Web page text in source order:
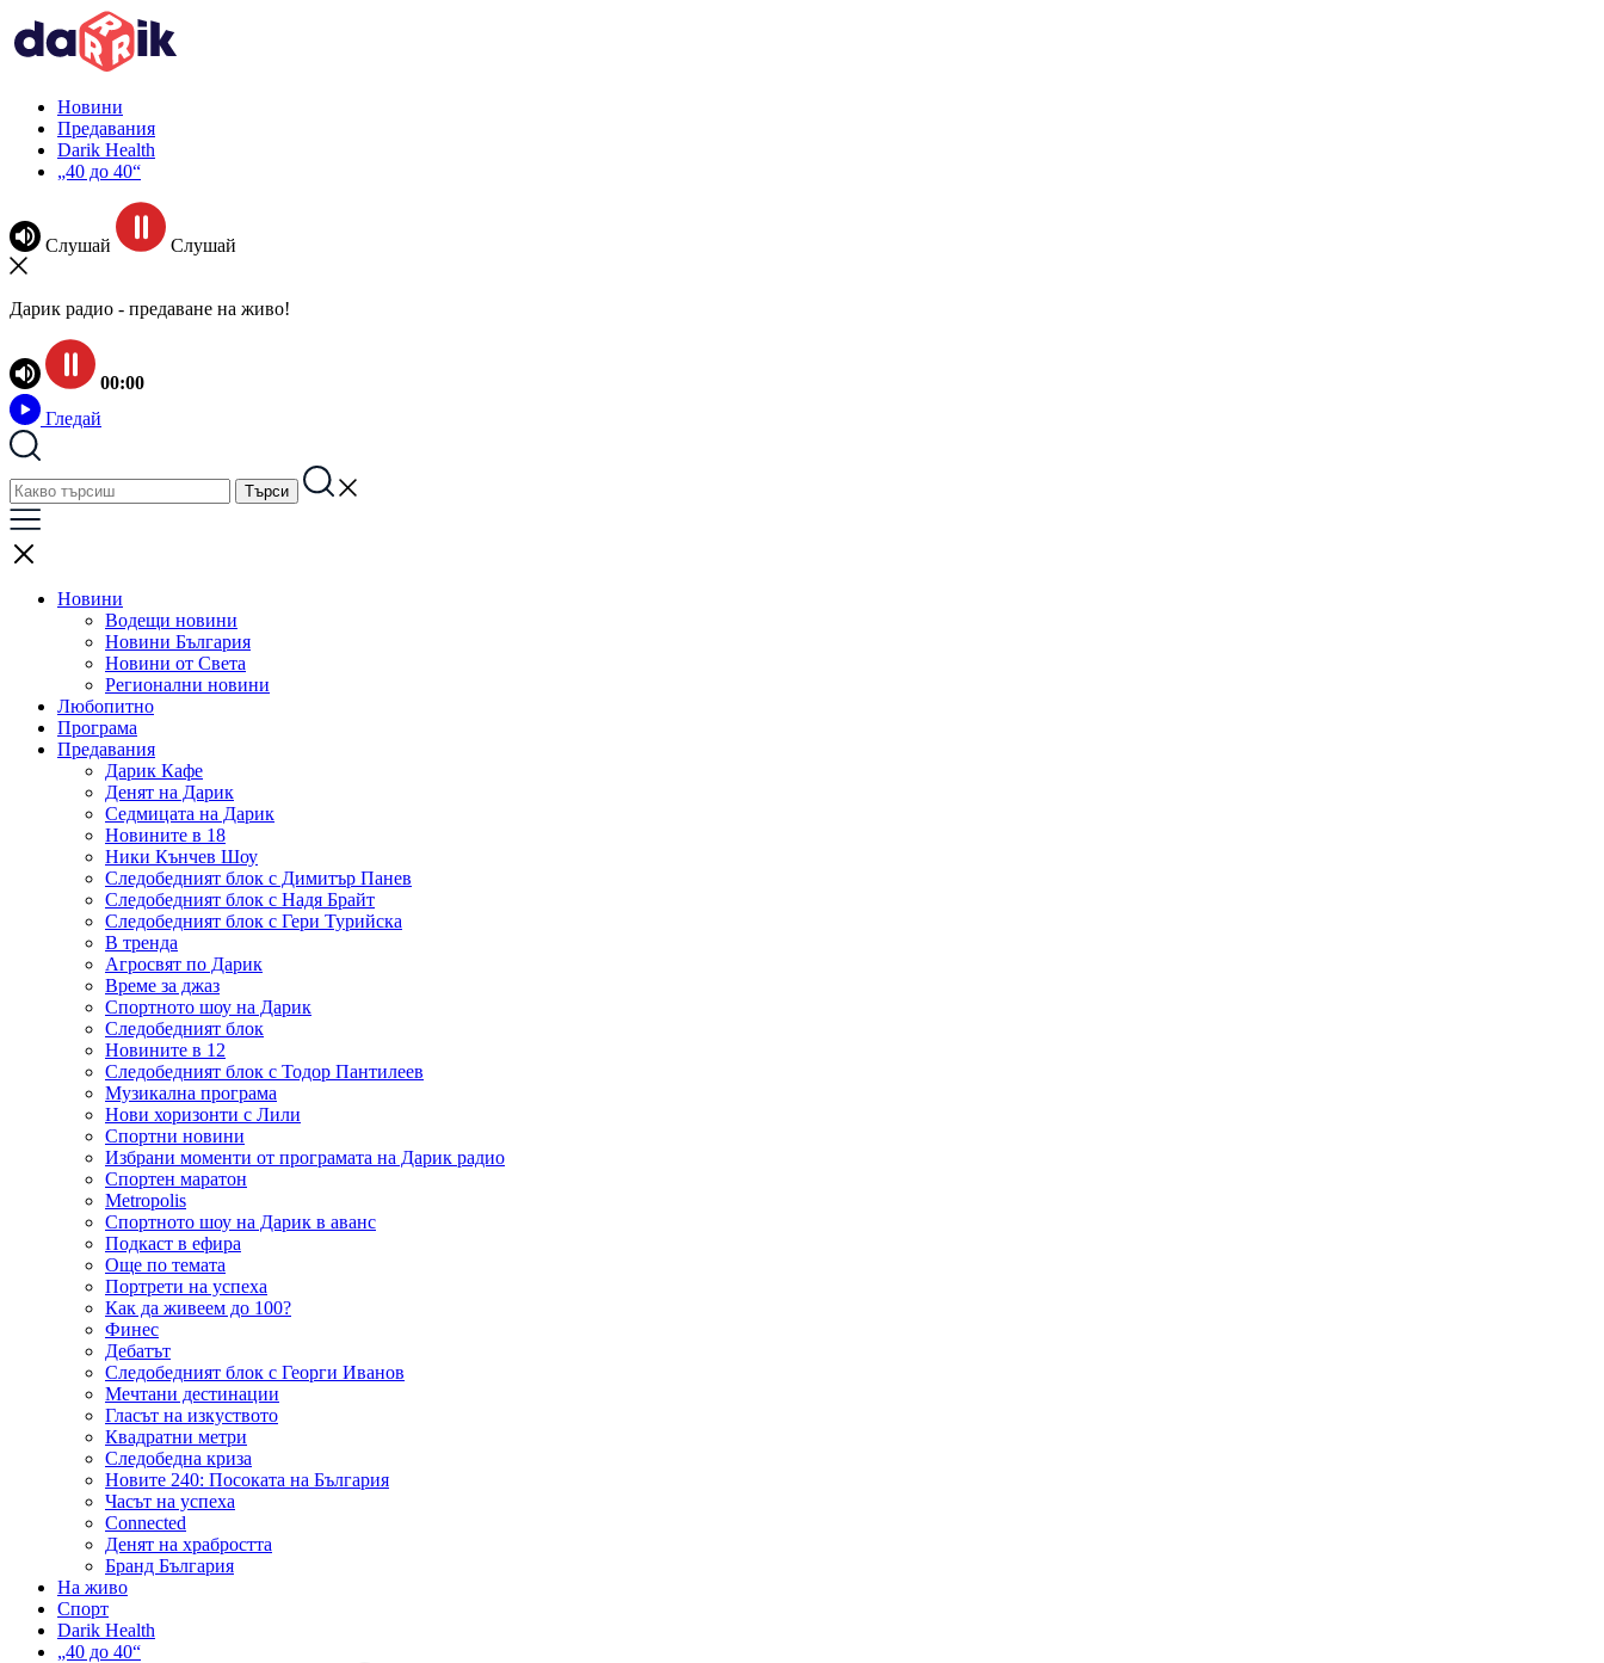
Новини
Предавания
Darik Health
„40 до 40“
Слушай Слушай
Дарик радио - предаване на живо!
00:00
Гледай
Новини
Водещи новини
Новини България
Новини от Света
Регионални новини
Любопитно
Програма
Предавания
Дарик Кафе
Денят на Дарик
Седмицата на Дарик
Новините в 18
Ники Кънчев Шоу
Следобедният блок с Димитър Панев
Следобедният блок с Надя Брайт
Следобедният блок с Гери Турийска
В тренда
Агросвят по Дарик
Време за джаз
Спортното шоу на Дарик
Следобедният блок
Новините в 12
Следобедният блок с Тодор Пантилеев
Музикална програма
Нови хоризонти с Лили
Спортни новини
Избрани моменти от програмата на Дарик радио
Спортен маратон
Metropolis
Спортното шоу на Дарик в аванс
Подкаст в ефира
Още по темата
Портрети на успеха
Как да живеем до 100?
Финес
Дебатът
Следобедният блок с Георги Иванов
Мечтани дестинации
Гласът на изкуството
Квадратни метри
Следобедна криза
Новите 240: Посоката на България
Часът на успеха
Connected
Денят на храбростта
Бранд България
На живо
Спорт
Darik Health
„40 до 40“